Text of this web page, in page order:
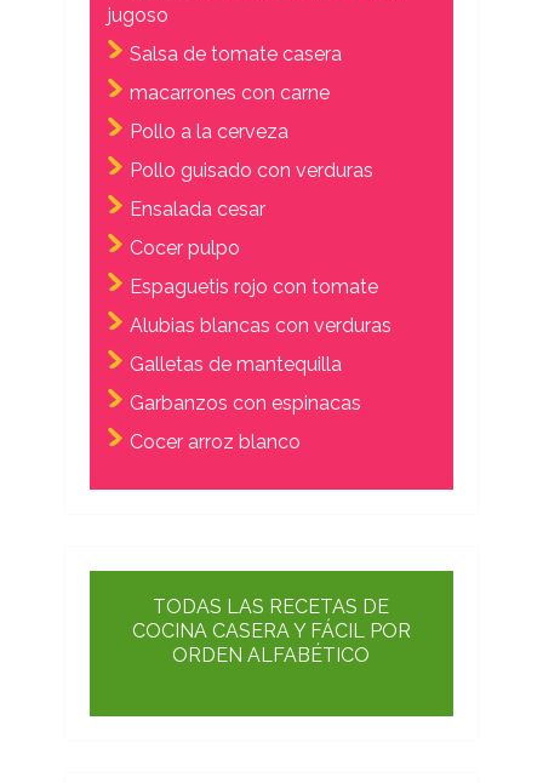
jugoso
Salsa de tomate casera
macarrones con carne
Pollo a la cerveza
Pollo guisado con verduras
Ensalada cesar
Cocer pulpo
Espaguetis rojo con tomate
Alubias blancas con verduras
Galletas de mantequilla
Garbanzos con espinacas
Cocer arroz blanco
TODAS LAS RECETAS DE
COCINA CASERA Y FÁCIL POR
ORDEN ALFABÉTICO